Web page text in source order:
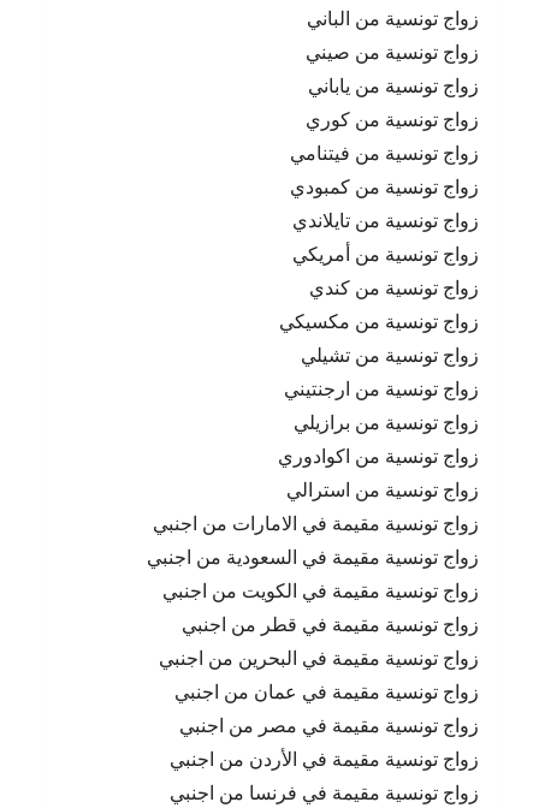
زواج تونسية من الباني
زواج تونسية من صيني
زواج تونسية من ياباني
زواج تونسية من كوري
زواج تونسية من فيتنامي
زواج تونسية من كمبودي
زواج تونسية من تايلاندي
زواج تونسية من أمريكي
زواج تونسية من كندي
زواج تونسية من مكسيكي
زواج تونسية من تشيلي
زواج تونسية من ارجنتيني
زواج تونسية من برازيلي
زواج تونسية من اكوادوري
زواج تونسية من استرالي
زواج تونسية مقيمة في الامارات من اجنبي
زواج تونسية مقيمة في السعودية من اجنبي
زواج تونسية مقيمة في الكويت من اجنبي
زواج تونسية مقيمة في قطر من اجنبي
زواج تونسية مقيمة في البحرين من اجنبي
زواج تونسية مقيمة في عمان من اجنبي
زواج تونسية مقيمة في مصر من اجنبي
زواج تونسية مقيمة في الأردن من اجنبي
زواج تونسية مقيمة في فرنسا من اجنبي